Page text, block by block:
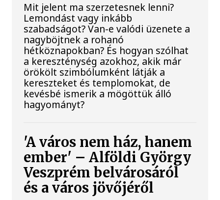
Mit jelent ma szerzetesnek lenni?
Lemondást vagy inkább
szabadságot? Van-e valódi üzenete a
nagyböjtnek a rohanó
hétköznapokban? És hogyan szólhat
a kereszténység azokhoz, akik már
örökölt szimbólumként látják a
kereszteket és templomokat, de
kevésbé ismerik a mögöttük álló
hagyományt?
'A város nem ház, hanem
ember' – Alföldi György
Veszprém belvárosáról
és a város jövőjéről